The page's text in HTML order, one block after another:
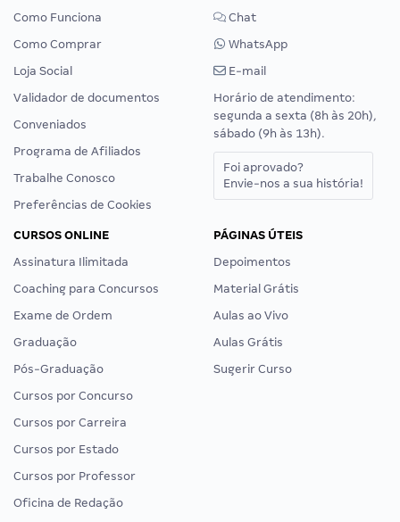
Como Funciona
Como Comprar
Loja Social
Validador de documentos
Conveniados
Programa de Afiliados
Trabalhe Conosco
Preferências de Cookies
Chat
WhatsApp
E-mail
Horário de atendimento:
segunda a sexta (8h às 20h),
sábado (9h às 13h).
Foi aprovado?
Envie-nos a sua história!
CURSOS ONLINE
Assinatura Ilimitada
Coaching para Concursos
Exame de Ordem
Graduação
Pós-Graduação
Cursos por Concurso
Cursos por Carreira
Cursos por Estado
Cursos por Professor
Oficina de Redação
PÁGINAS ÚTEIS
Depoimentos
Material Grátis
Aulas ao Vivo
Aulas Grátis
Sugerir Curso